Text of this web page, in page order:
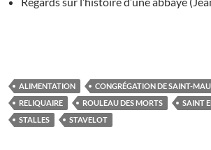
ALIMENTATION CONGRÉGATION DE SAINT-
RELIQUAIRE
ROULEAU DES MORTS SAINT
STALLES
STAVELOT